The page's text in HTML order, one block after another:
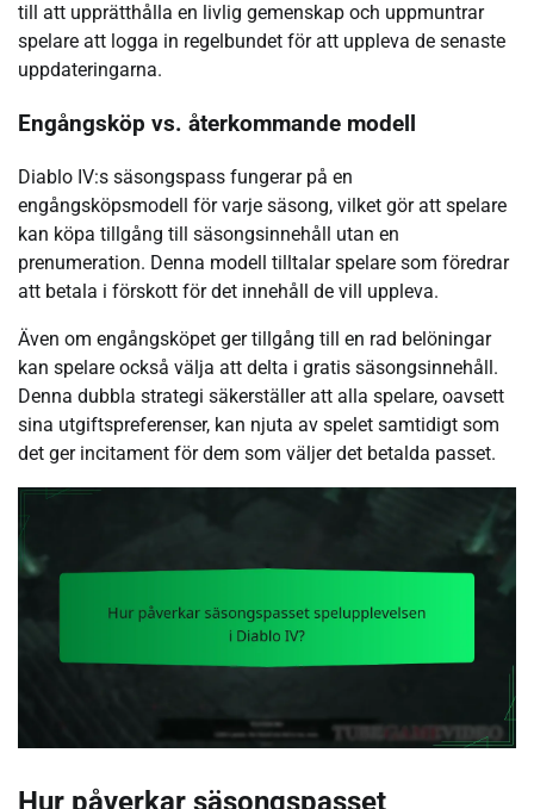
till att upprätthålla en livlig gemenskap och uppmuntrar
spelare att logga in regelbundet för att uppleva de senaste
uppdateringarna.
Engångsköp vs. återkommande modell
Diablo IV:s säsongspass fungerar på en
engångsköpsmodell för varje säsong, vilket gör att spelare
kan köpa tillgång till säsongsinnehåll utan en
prenumeration. Denna modell tilltalar spelare som föredrar
att betala i förskott för det innehåll de vill uppleva.
Även om engångsköpet ger tillgång till en rad belöningar
kan spelare också välja att delta i gratis säsongsinnehåll.
Denna dubbla strategi säkerställer att alla spelare, oavsett
sina utgiftspreferenser, kan njuta av spelet samtidigt som
det ger incitament för dem som väljer det betalda passet.
Hur påverkar säsongspasset